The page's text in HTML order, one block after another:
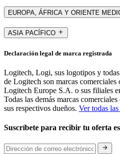
EUROPA, ÁFRICA Y ORIENTE
ASIA PACÍFICO
Declaración legal de marca registrada
Logitech, Logi, sus logotipos y
de Logitech son marcas comerciales
Logitech Europe S.A. o sus filiales
Todas las demás marcas
sus respectivos dueños. Ver todas
Suscríbete para recibir tu oferta